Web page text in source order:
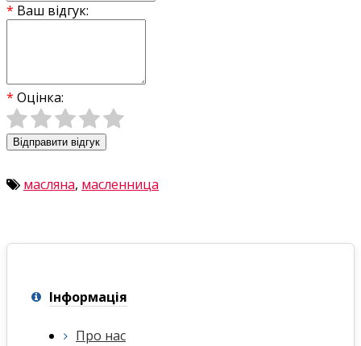
Ваш відгук:
Оцінка:
Відправити відгук
масляна, масленница
Інформація
Про нас